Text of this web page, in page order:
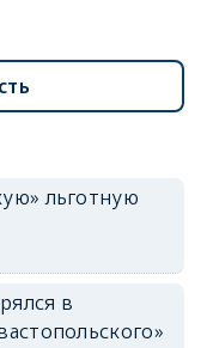
льготную
в